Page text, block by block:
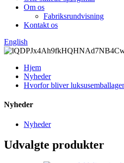
Om os
Fabriksrundvisning
Kontakt os
English
Hjem
Nyheder
Hvorfor bliver
Nyheder
Nyheder
Udvalgte produkter